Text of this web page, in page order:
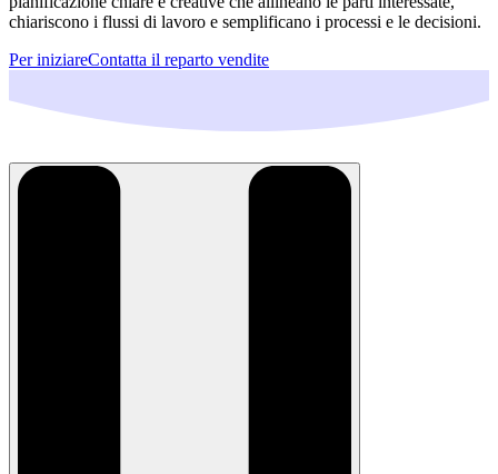
chiariscono i flussi di lavoro e semplificano i processi e le decisioni.
Per iniziareContatta il reparto vendite